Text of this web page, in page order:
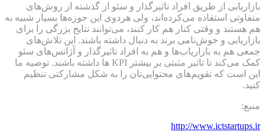
بازاریابی از طریق افراد تاثیرگذار و سئو از گذشته از روش‌های
متفاوتی استفاده می‌کرده‌اند، ولی هردوی این حوزه‌ها بسیار شبیه به
هم هستند و وقتی کنار هم کار کنند، می‌توانند نتایج بزرگی را برای
بازاریابی و خوش‌نامی برند به دنبال داشته باشند. این تلاش‌های
جمعی هم به بازاریاب‌ها و هم به افراد تاثیرگذار و آژانس‌های سئو
کمک می‌کند تا تاثیر مثبتی بر بیشتر KPI ها داشته باشند. توصیه ما
این است که تقویم‌های محتوایی‌تان را به شکل مشارکتی تنظیم
کنید.
منبع:
http://www.ictstartups.ir